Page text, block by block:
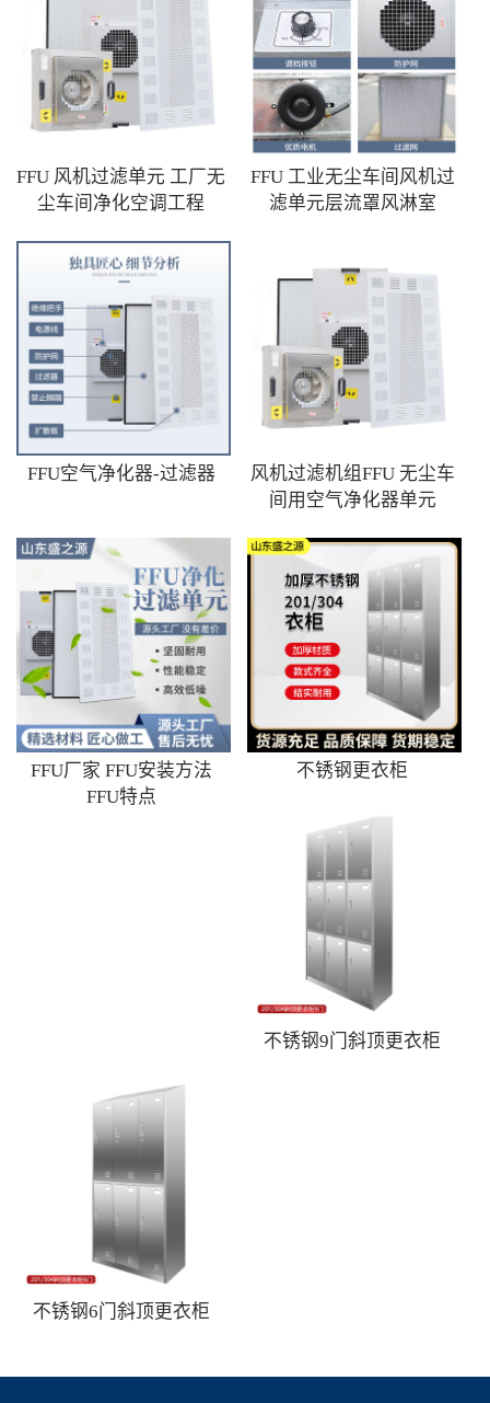
FFU 风机过滤单元 工厂无
尘车间净化空调工程
FFU 工业无尘车间风机过
滤单元层流罩风淋室
FFU空气净化器-过滤器
风机过滤机组FFU 无尘车
间用空气净化器单元
FFU厂家 FFU安装方法
FFU特点
不锈钢更衣柜
不锈钢9门斜顶更衣柜
不锈钢6门斜顶更衣柜